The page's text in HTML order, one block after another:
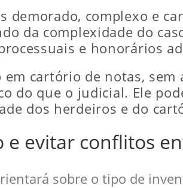
complexo e
da complexidade do
e honorários
cartório de notas, sem
do que o judicial. Ele
dos herdeiros e do
evitar conflitos
sobre o tipo de